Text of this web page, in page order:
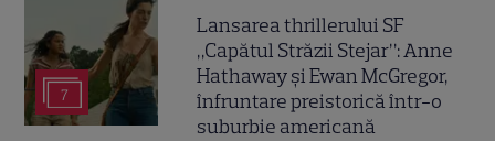
7
Lansarea thrillerului SF
„Capătul Străzii Stejar”: Anne
Hathaway și Ewan McGregor,
înfruntare preistorică într-o
suburbie americană